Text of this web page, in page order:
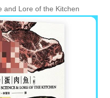
and Lore of the Kitchen